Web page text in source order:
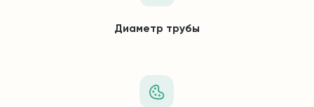
Диаметр трубы